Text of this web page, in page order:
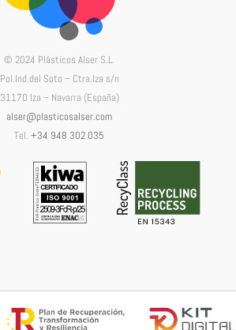
© 2024 Plásticos Alser S.L.
Pol.Ind.del Soto – Ctra.Iza s/n
31170 Iza – Navarra (España)
alser@plasticosalser.com
Tel. +34 948 302 035